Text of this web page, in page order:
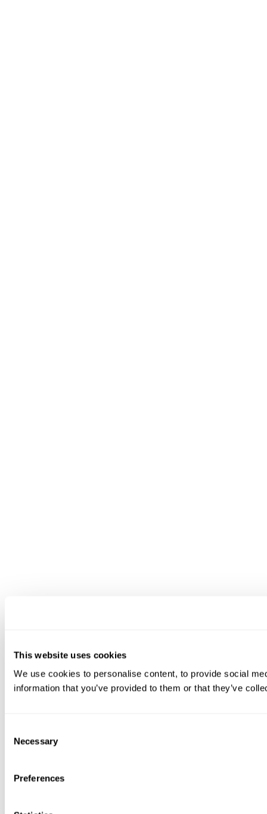
This website uses cookies
We use cookies to personalise content, to provide social
information that you’ve provided to them or that they’ve
Selection
Necessary
Preferences